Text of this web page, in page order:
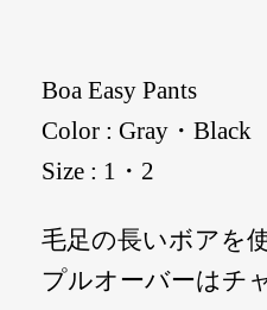
Boa Easy Pants
Color : Gray・Black
Size : 1・2
毛足の長いボアを
プルオーバーはチ